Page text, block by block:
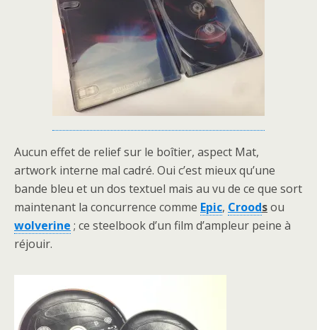
Aucun effet de relief sur le boîtier, aspect Mat,
artwork interne mal cadré. Oui c’est mieux qu’une
bande bleu et un dos textuel mais au vu de ce que sort
maintenant la concurrence comme Epic, Croodsou
wolverine ; ce steelbook d’un film d’ampleur peine à
réjouir.